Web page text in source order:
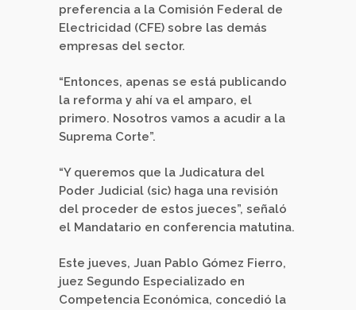
preferencia a la Comisión Federal de
Electricidad (CFE) sobre las demás
empresas del sector.
“Entonces, apenas se está publicando
la reforma y ahí va el amparo, el
primero. Nosotros vamos a acudir a la
Suprema Corte”.
“Y queremos que la Judicatura del
Poder Judicial (sic) haga una revisión
del proceder de estos jueces”, señaló
el Mandatario en conferencia matutina.
Este jueves, Juan Pablo Gómez Fierro,
juez Segundo Especializado en
Competencia Económica, concedió la